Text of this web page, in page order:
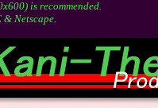
is recommended.
Netscape.